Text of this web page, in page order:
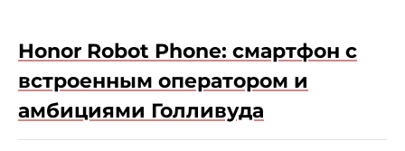
Honor Robot Phone: смартфон с
встроенным оператором и
амбициями Голливуда